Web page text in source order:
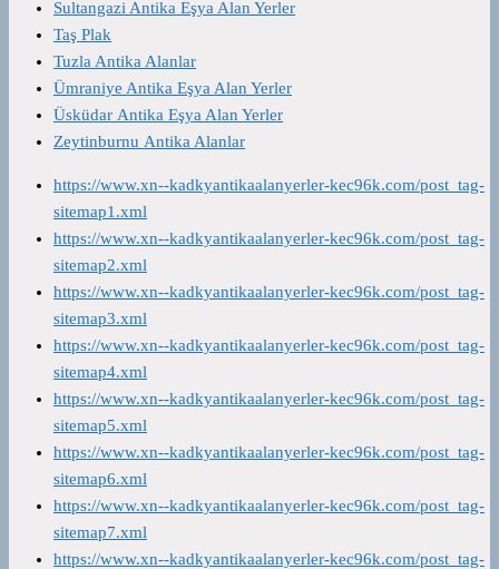
Sultangazi Antika Eşya Alan Yerler
Taş Plak
Tuzla Antika Alanlar
Ümraniye Antika Eşya Alan Yerler
Üsküdar Antika Eşya Alan Yerler
Zeytinburnu Antika Alanlar
https://www.xn--kadkyantikaalanyerler-kec96k.com/post_tag-
sitemap1.xml
https://www.xn--kadkyantikaalanyerler-kec96k.com/post_tag-
sitemap2.xml
https://www.xn--kadkyantikaalanyerler-kec96k.com/post_tag-
sitemap3.xml
https://www.xn--kadkyantikaalanyerler-kec96k.com/post_tag-
sitemap4.xml
https://www.xn--kadkyantikaalanyerler-kec96k.com/post_tag-
sitemap5.xml
https://www.xn--kadkyantikaalanyerler-kec96k.com/post_tag-
sitemap6.xml
https://www.xn--kadkyantikaalanyerler-kec96k.com/post_tag-
sitemap7.xml
https://www.xn--kadkyantikaalanyerler-kec96k.com/post_tag-